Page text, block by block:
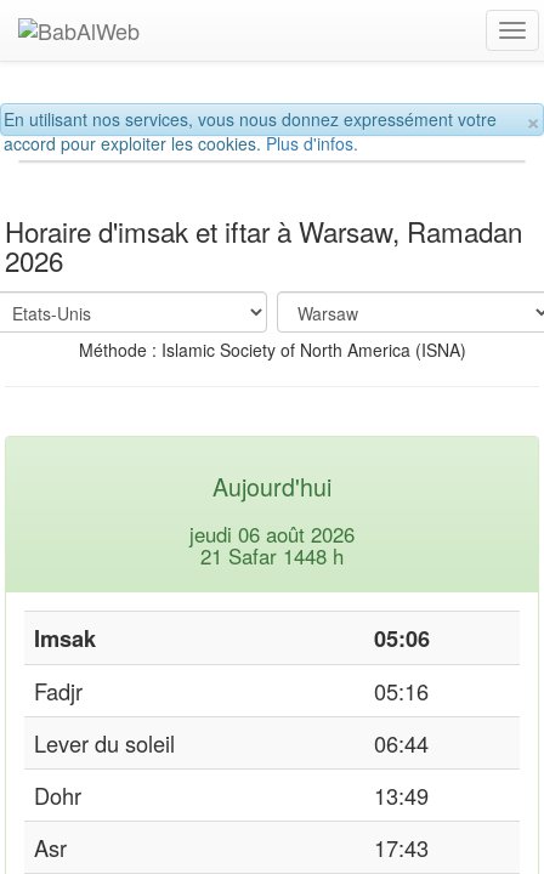
×
En utilisant nos services, vous nous donnez expressément votre
accord pour exploiter les cookies.Plus d'infos.
Horaire d'imsak et iftar à Warsaw, Ramadan
2026
Méthode : Islamic Society of North America (ISNA)
Aujourd'hui
jeudi 06 août 2026
21 Safar 1448 h
Imsak
05:06
Fadjr
05:16
Lever du soleil
06:44
Dohr
13:49
Asr
17:43